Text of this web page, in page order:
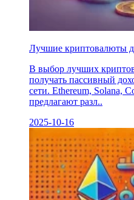
Лучшие криптовалюты
В выбор лучших
получать пассивный
сети. Ethereum, Solana,
предлагают разл..
2025-10-16